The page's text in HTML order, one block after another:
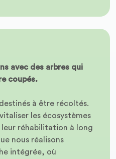
avec des arbres qui
coupés.
à être récoltés.
les écosystèmes
réhabilitation à long
nous réalisons
intégrée, où